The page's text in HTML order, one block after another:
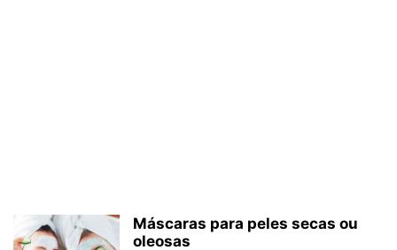
Máscaras para peles secas ou
oleosas